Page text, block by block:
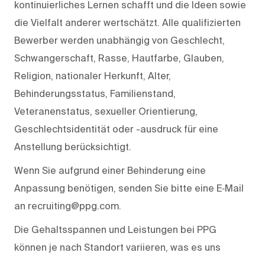
kontinuierliches Lernen schafft und die Ideen sowie
die Vielfalt anderer wertschätzt. Alle qualifizierten
Bewerber werden unabhängig von Geschlecht,
Schwangerschaft, Rasse, Hautfarbe, Glauben,
Religion, nationaler Herkunft, Alter,
Behinderungsstatus, Familienstand,
Veteranenstatus, sexueller Orientierung,
Geschlechtsidentität oder -ausdruck für eine
Anstellung berücksichtigt.
Wenn Sie aufgrund einer Behinderung eine
Anpassung benötigen, senden Sie bitte eine E‑Mail
an recruiting@ppg.com.
Die Gehaltsspannen und Leistungen bei PPG
können je nach Standort variieren, was es uns